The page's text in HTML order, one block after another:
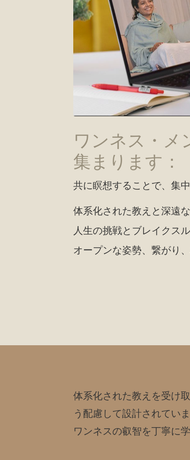
ワンネス・メ
集まります：
共に瞑想することで、集
体系化された教えと深遠
人生の挑戦とブレイクス
オープンな姿勢、繋がり
体系化された教えを受け
う配慮して設計されていま
ワンネスの叡智を丁寧に